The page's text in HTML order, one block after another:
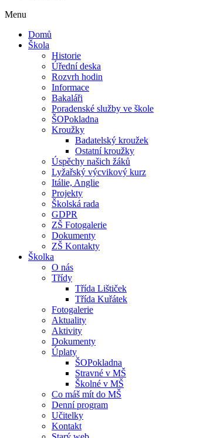
Menu
Domů
Škola
Historie
Úřední deska
Rozvrh hodin
Informace
Bakaláři
Poradenské služby ve škole
ŠOPokladna
Kroužky
Badatelský kroužek
Ostatní kroužky
Úspěchy našich žáků
Lyžařský výcvikový kurz
Itálie, Anglie
Projekty
Školská rada
GDPR
ZŠ Fotogalerie
Dokumenty
ZŠ Kontakty
Školka
O nás
Třídy
Třída Lištiček
Třída Kuřátek
Fotogalerie
Aktuality
Aktivity
Dokumenty
Úplaty
ŠOPokladna
Stravné v MŠ
Školné v MŠ
Co máš mít do MŠ
Denní program
Učitelky
Kontakt